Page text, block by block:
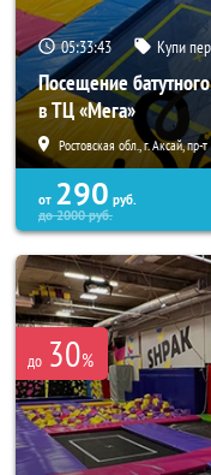
05:33:41 Купи
Посещение
в ТЦ «Мега»
Ростовская обл., г. Аксай,
от 290 руб.
до2000руб.
до 30%